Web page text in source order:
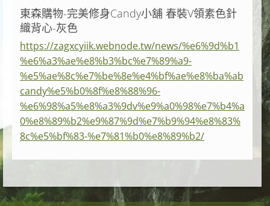
東森購物-完美修身Candy小舖 春裝V領素色針
織背心-灰色
https://zagxcyiik.webnode.tw/news/%e6%9d%b1
%e6%a3%ae%e8%b3%bc%e7%89%a9-
%e5%ae%8c%e7%be%8e%e4%bf%ae%e8%ba%ab
candy%e5%b0%8f%e8%88%96-
%e6%98%a5%e8%a3%9dv%e9%a0%98%e7%b4%a
0%e8%89%b2%e9%87%9d%e7%b9%94%e8%83%
8c%e5%bf%83-%e7%81%b0%e8%89%b2/